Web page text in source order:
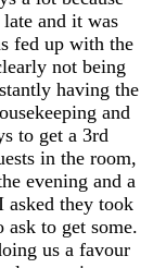
and it was
fed up with the
not being
having the
and
to get a 3rd
in the room,
evening and a
they took
to get some.
us a favour